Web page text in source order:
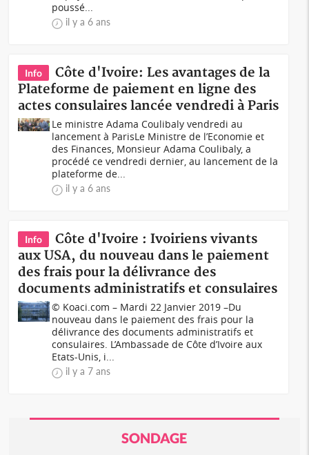
poussé...
il y a 6 ans
Info
Côte d'Ivoire: Les avantages de la
Plateforme de paiement en ligne des
actes consulaires lancée vendredi à Paris
Le ministre Adama Coulibaly vendredi au
lancement à ParisLe Ministre de l’Economie et
des Finances, Monsieur Adama Coulibaly, a
procédé ce vendredi dernier, au lancement de la
plateforme de...
il y a 6 ans
Info
Côte d'Ivoire : Ivoiriens vivants
aux USA, du nouveau dans le paiement
des frais pour la délivrance des
documents administratifs et consulaires
© Koaci.com – Mardi 22 Janvier 2019 –Du
nouveau dans le paiement des frais pour la
délivrance des documents administratifs et
consulaires. L’Ambassade de Côte d’Ivoire aux
Etats-Unis, i...
il y a 7 ans
SONDAGE